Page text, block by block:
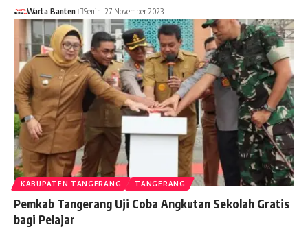
Warta Banten Senin, 27 November 2023
KABUPATEN TANGERANG TANGERANG
Pemkab Tangerang Uji Coba Angkutan Sekolah Gratis
bagi Pelajar